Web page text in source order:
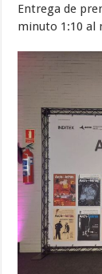
Entrega de
minuto 1:10 al